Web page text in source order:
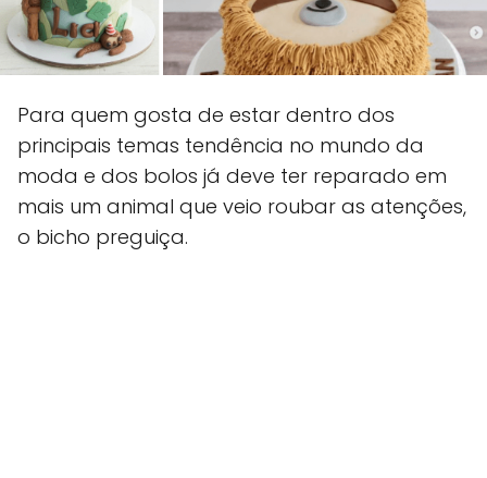
Para quem gosta de estar dentro dos
principais temas tendência no mundo da
moda e dos bolos já deve ter reparado em
mais um animal que veio roubar as atenções,
o bicho preguiça.